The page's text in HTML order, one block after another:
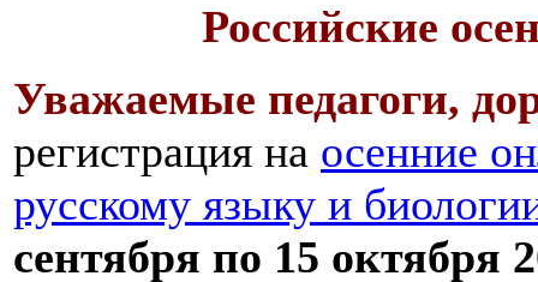
Российские
Уважаемые педагоги,
регистрация на осенние
русскому языку и
сентября по 15 октября